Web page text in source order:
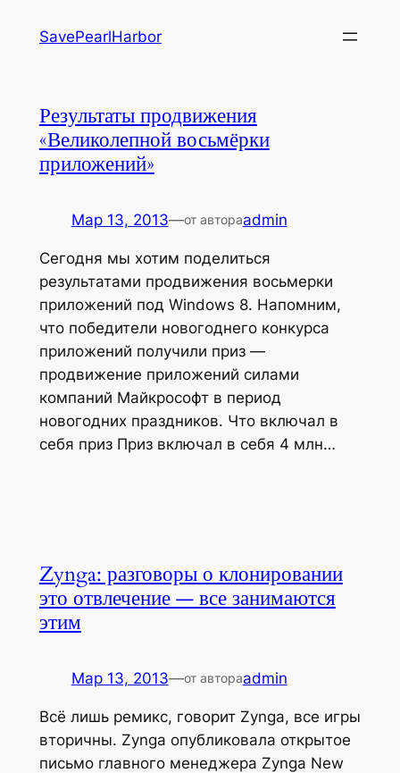
SavePearlHarbor
Результаты продвижения
«Великолепной восьмёрки
приложений»
Мар 13, 2013—от автораadmin
Сегодня мы хотим поделиться
результатами продвижения восьмерки
приложений под Windows 8. Напомним,
что победители новогоднего конкурса
приложений получили приз —
продвижение приложений силами
компаний Майкрософт в период
новогодних праздников. Что включал в
себя приз Приз включал в себя 4 млн…
Zynga: разговоры о клонировании
это отвлечение — все занимаются
этим
Мар 13, 2013—от автораadmin
Всё лишь ремикс, говорит Zynga, все игры
вторичны. Zynga опубликовала открытое
письмо главного менеджера Zynga New